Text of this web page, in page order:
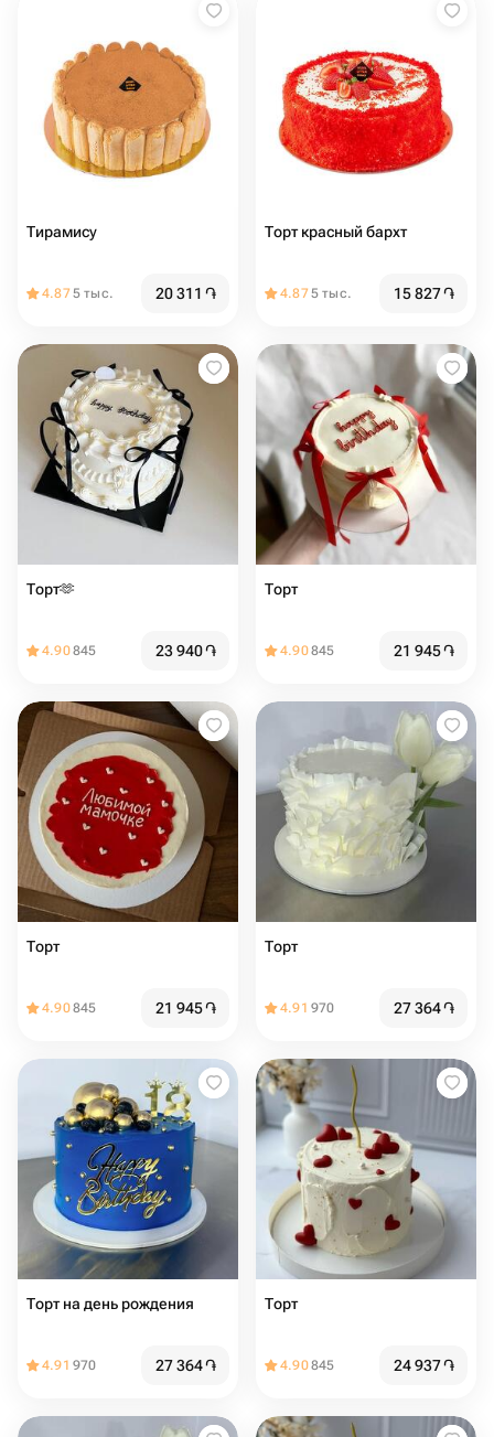
Тирамису
4.875 тыс. 20 311 ֏
Торт красный бархт
4.875 тыс. 15 827֏
Торт🫶️
4.90845 23 940֏
Торт️
4.90845 21 945֏
Торт
4.90845 21 945֏
Торт
4.91 970 27 364֏
Торт на день рождения
4.91 970 27 364֏
Торт
4.90845 24 937֏